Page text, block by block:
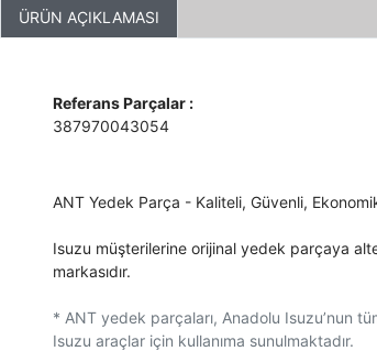
ÜRÜN AÇIKLAMASI
Referans Parçalar :
387970043054
ANT Yedek Parça - Kaliteli, Güvenli,
Isuzu müşterilerine orijinal yedek parçaya
markasıdır.
* ANT yedek parçaları, Anadolu Isuzu’nun
Isuzu araçlar için kullanıma sunulmaktadır.